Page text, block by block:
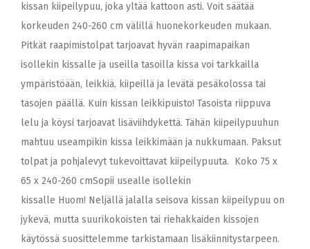
kissan kiipeilypuu, joka yltää kattoon asti. Voit säätää
korkeuden 240-260 cm välillä huonekorkeuden mukaan.
Pitkät raapimistolpat tarjoavat hyvän raapimapaikan
isollekin kissalle ja useilla tasoilla kissa voi tarkkailla
ympäristöään, leikkiä, kiipeillä ja levätä pesäkolossa tai
tasojen päällä. Kuin kissan leikkipuisto! Tasoista riippuva
lelu ja köysi tarjoavat lisäviihdykettä. Tähän kiipeilypuuhun
mahtuu useampikin kissa leikkimään ja nukkumaan. Paksut
tolpat ja pohjalevyt tukevoittavat kiipeilypuuta. Koko 75 x
65 x 240-260 cmSopii usealle isollekin
kissalle Huom! Neljällä jalalla seisova kissan kiipeilypuu on
jykevä, mutta suurikokoisten tai riehakkaiden kissojen
käytössä suosittelemme tarkistamaan lisäkiinnitystarpeen.